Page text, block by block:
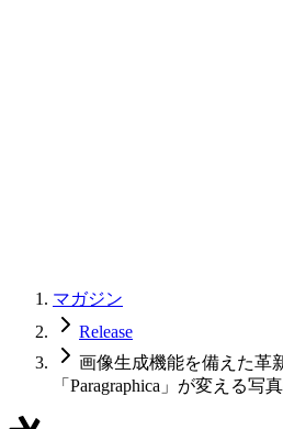
マガジン
Release
画像生成機能を備えた革
「Paragraphica」が変える写